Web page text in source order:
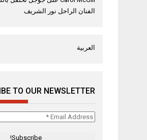
الفنان الراحل نور الشريف
العربية
TO OUR NEWSLETTER
Email